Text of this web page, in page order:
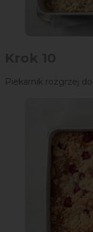
Piekarnik rozgrzej